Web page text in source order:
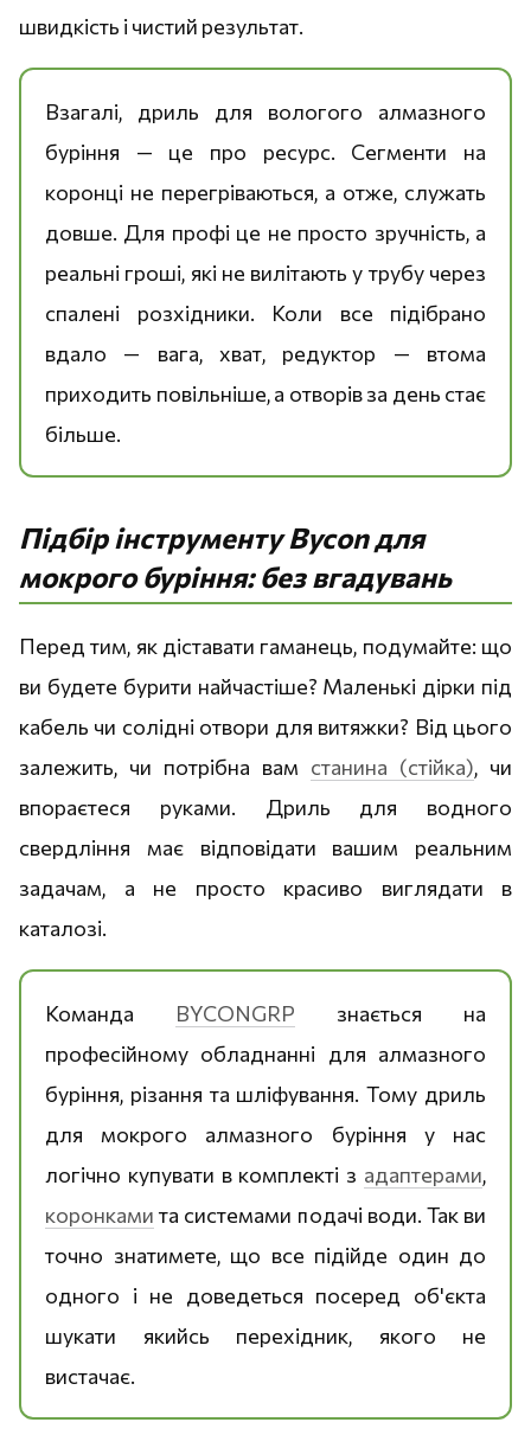
швидкість і чистий результат.
Взагалі, дриль для вологого алмазного
буріння — це про ресурс. Сегменти на
коронці не перегріваються, а отже, служать
довше. Для профі це не просто зручність, а
реальні гроші, які не вилітають у трубу через
спалені розхідники. Коли все підібрано
вдало — вага, хват, редуктор — втома
приходить повільніше, а отворів за день стає
більше.
Підбір інструменту Bycon для
мокрого буріння: без вгадувань
Перед тим, як діставати гаманець, подумайте: що
ви будете бурити найчастіше? Маленькі дірки під
кабель чи солідні отвори для витяжки? Від цього
залежить, чи потрібна вам станина (стійка), чи
впораєтеся руками. Дриль для водного
свердління має відповідати вашим реальним
задачам, а не просто красиво виглядати в
каталозі.
Команда BYCONGRP знається на
професійному обладнанні для алмазного
буріння, різання та шліфування. Тому дриль
для мокрого алмазного буріння у нас
логічно купувати в комплекті з адаптерами,
коронками та системами подачі води. Так ви
точно знатимете, що все підійде один до
одного і не доведеться посеред об'єкта
шукати якийсь перехідник, якого не
вистачає.